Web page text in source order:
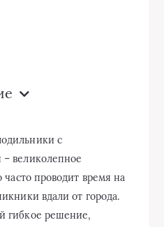
с
– великолепное
часто проводит время на
вдали от города.
гибкое решение,